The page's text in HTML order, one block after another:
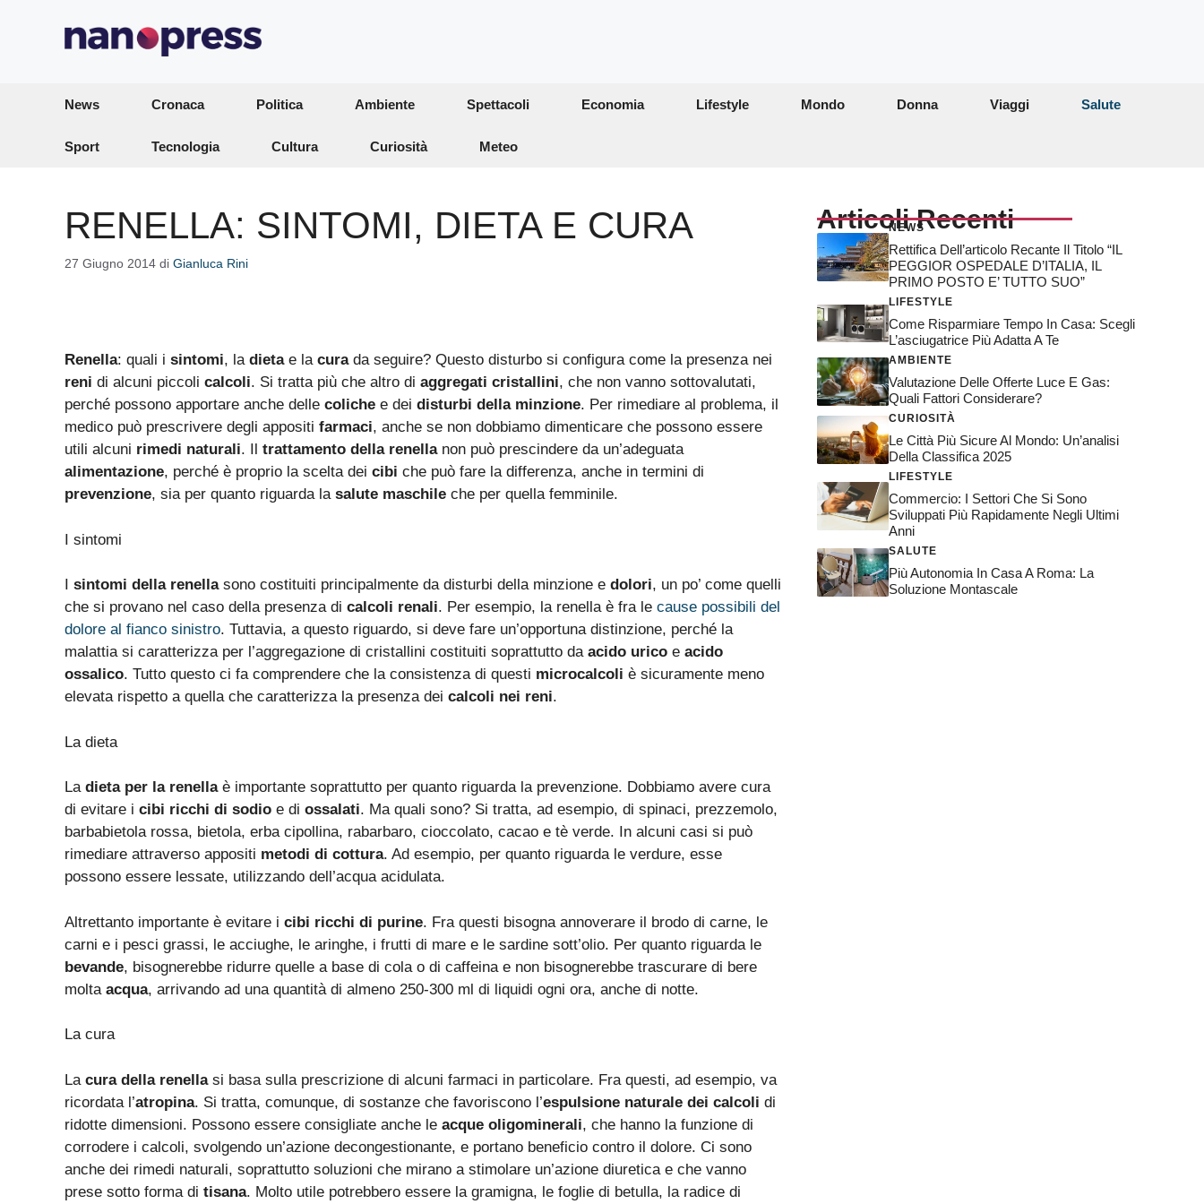
News Cronaca Politica Ambiente Spettacoli Economia Lifestyle Mondo Donna Viaggi Salute
Sport Tecnologia Cultura Curiosità Meteo
RENELLA: SINTOMI, DIETA E CURA
27 Giugno 2014 di Gianluca Rini
Renella: quali i sintomi, la dietae la curada seguire? Questo disturbo si configura come la presenza nei
reni di alcuni piccoli calcoli. Si tratta più che altro di aggregati cristallini, che non vanno sottovalutati,
perché possono apportare anche delle coliche e dei disturbi della minzione. Per rimediare al problema, il
medico può prescrivere degli appositi farmaci, anche se non dobbiamo dimenticare che possono essere
utili alcuni rimedi naturali. Il trattamento della renellanon può prescindere da un’adeguata
alimentazione, perché è proprio la scelta dei cibi che può fare la differenza, anche in termini di
prevenzione, sia per quanto riguarda la salute maschile che per quella femminile.
I sintomi
sintomi della renellasono costituiti principalmente da disturbi della minzione e dolori, un po’ come quelli
che si provano nel caso della presenza di calcoli renali. Per esempio, la renella è fra le cause possibili del
dolore al fianco sinistro. Tuttavia, a questo riguardo, si deve fare un’opportuna distinzione, perché la
malattia si caratterizza per l’aggregazione di cristallini costituiti soprattutto da acido urico e acido
ossalico. Tutto questo ci fa comprendere che la consistenza di questi microcalcoli è sicuramente meno
elevata rispetto a quella che caratterizza la presenza dei calcoli nei reni.
La dieta
La dieta per la renellaè importante soprattutto per quanto riguarda la prevenzione. Dobbiamo avere cura
di evitare i cibi ricchi di sodio e di ossalati. Ma quali sono? Si tratta, ad esempio, di spinaci, prezzemolo,
barbabietola rossa, bietola, erba cipollina, rabarbaro, cioccolato, cacao e tè verde. In alcuni casi si può
rimediare attraverso appositi metodi di cottura. Ad esempio, per quanto riguarda le verdure, esse
possono essere lessate, utilizzando dell’acqua acidulata.
Altrettanto importante è evitare i cibi ricchi di purine. Fra questi bisogna annoverare il brodo di carne, le
carni e i pesci grassi, le acciughe, le aringhe, i frutti di mare e le sardine sott’olio. Per quanto riguarda le
bevande, bisognerebbe ridurre quelle a base di cola o di caffeina e non bisognerebbe trascurare di bere
molta acqua, arrivando ad una quantità di almeno 250-300 ml di liquidi ogni ora, anche di notte.
La cura
La cura della renellasi basa sulla prescrizione di alcuni farmaci in particolare. Fra questi, ad esempio, va
ricordata l’atropina. Si tratta, comunque, di sostanze che favoriscono l’espulsione naturale dei calcoli di
ridotte dimensioni. Possono essere consigliate anche le acque oligominerali, che hanno la funzione di
corrodere i calcoli, svolgendo un’azione decongestionante, e portano beneficio contro il dolore. Ci sono
anche dei rimedi naturali, soprattutto soluzioni che mirano a stimolare un’azione diuretica e che vanno
prese sotto forma di tisana. Molto utile potrebbero essere la gramigna, le foglie di betulla, la radice di
Articoli Recenti
NEWS
Rettifica Dell’articolo Recante Il Titolo “IL
PEGGIOR OSPEDALE D’ITALIA, IL
PRIMO POSTO E’ TUTTO SUO”
LIFESTYLE
Come Risparmiare Tempo In Casa: Scegli
L’asciugatrice Più Adatta A Te
AMBIENTE
Valutazione Delle Offerte Luce E Gas:
Quali Fattori Considerare?
CURIOSITÀ
Le Città Più Sicure Al Mondo: Un’analisi
Della Classifica 2025
LIFESTYLE
Commercio: I Settori Che Si Sono
Sviluppati Più Rapidamente Negli Ultimi
Anni
SALUTE
Più Autonomia In Casa A Roma: La
Soluzione Montascale